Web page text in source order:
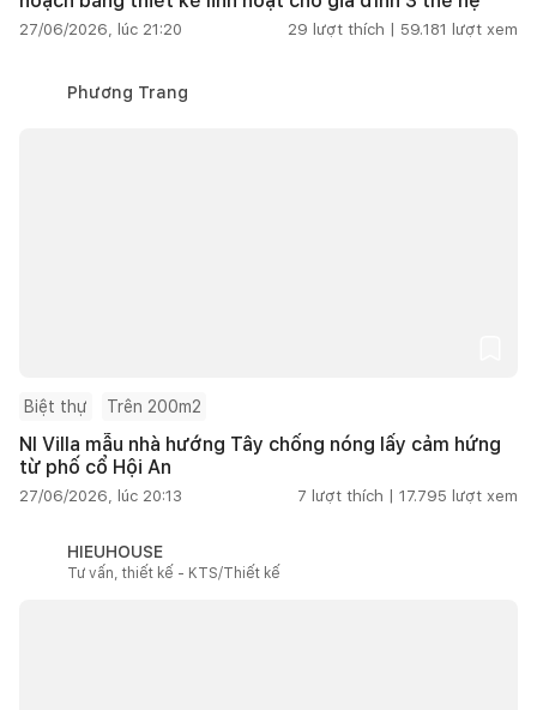
27/06/2026, lúc 21:20 29 lượt thích | 59.181 lượt xem
Phương Trang
Biệt thự Trên 200m2
NI Villa mẫu nhà hướng Tây chống nóng lấy cảm hứng
từ phố cổ Hội An
27/06/2026, lúc 20:13 7 lượt thích | 17.795 lượt xem
HIEUHOUSE
Tư vấn, thiết kế - KTS/Thiết kế